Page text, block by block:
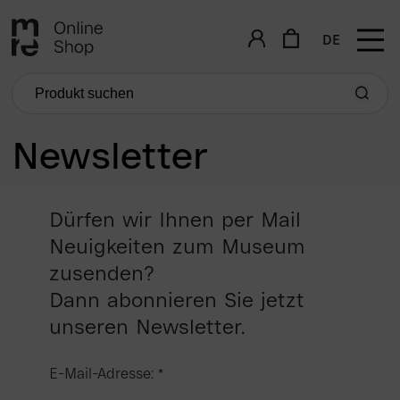
DE
Newsletter
Dürfen wir Ihnen per Mail
Neuigkeiten zum Museum
zusenden?
Dann abonnieren Sie jetzt
unseren Newsletter.
E-Mail-Adresse: